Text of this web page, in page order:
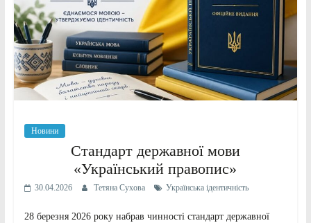
Новини
Стандарт державної мови
«Український правопис»
30.04.2026 Тетяна Сухова Українська ідентичність
28 березня 2026 року набрав чинності стандарт державної